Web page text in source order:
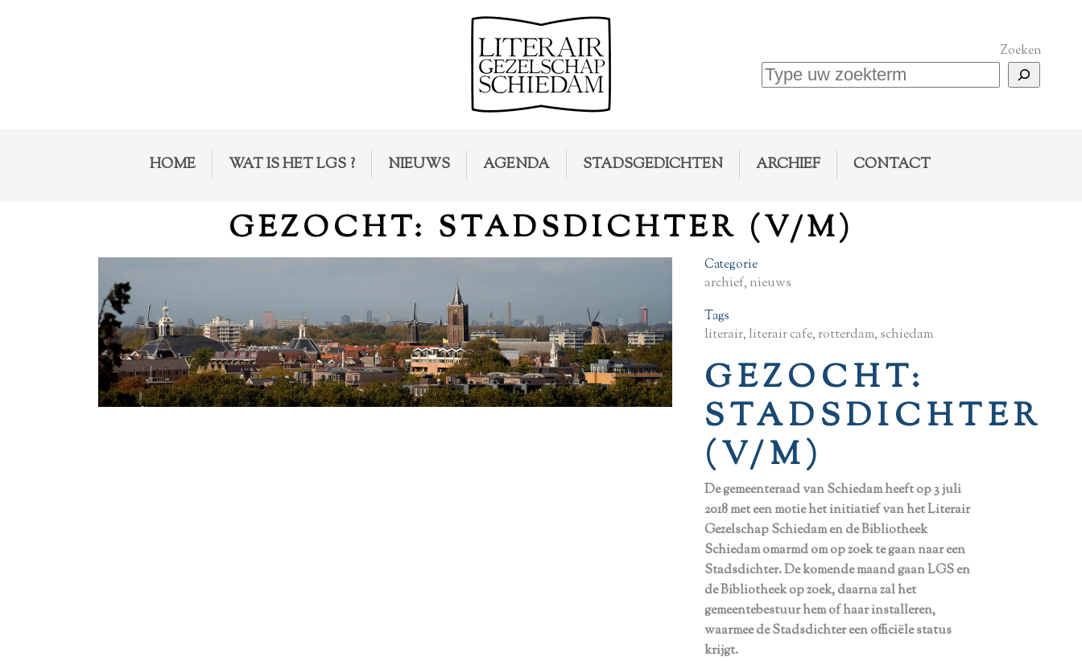
Zoeken
HOME WAT IS HET LGS ? NIEUWS AGENDA STADSGEDICHTEN ARCHIEF CONTACT
GEZOCHT: STADSDICHTER (V/M)
Categorie
archief, nieuws
Tags
literair, literair cafe, rotterdam, schiedam
GEZOCHT:
STADSDICHTER
(V/M)
De gemeenteraad van Schiedam heeft op 3 juli
2018 met een motie het initiatief van het Literair
Gezelschap Schiedam en de Bibliotheek
Schiedam omarmd om op zoek te gaan naar een
Stadsdichter. De komende maand gaan LGS en
de Bibliotheek op zoek, daarna zal het
gemeentebestuur hem of haar installeren,
waarmee de Stadsdichter een officiële status
krijgt.